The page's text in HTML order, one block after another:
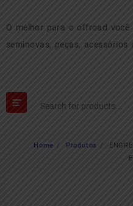
content
O melhor para o offroad
seminovas, peças, acessórios
Home Produtos